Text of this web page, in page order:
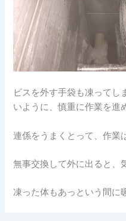
ビスを外す手袋も凍ってし
いように、慎重に作業を進
連係をうまくとって、作業
無事交換して外に出ると、
凍った体もあっという間に